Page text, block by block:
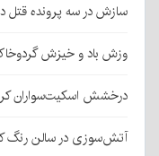
سازش در سه پرونده قتل
وزش باد و خیزش
درخشش اسکیت‌سواران
آتش‌سوزی در سالن رنگ